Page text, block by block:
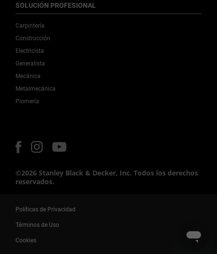
SOLUCIÓN PROFESIONAL
Carpintería
Construcción
Electricista
Generalista
Mecánica
Metalmecánica
Plomería
©2026 Stanley Black & Decker, Inc. Todos los derechos
reservados.
Políticas de Privacidad
Términos de Uso
Cookies